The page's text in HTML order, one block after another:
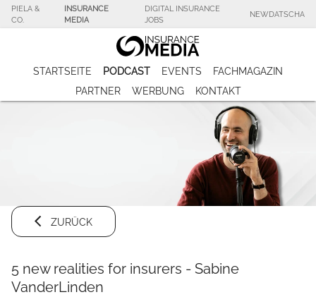
PIELA &
CO.
INSURANCE
MEDIA
DIGITAL INSURANCE
JOBS
NEWDATSCHA
STARTSEITE PODCAST EVENTS
FACHMAGAZIN
PARTNER
WERBUNG KONTAKT
ZURÜCK
5 new realities for insurers - Sabine
VanderLinden